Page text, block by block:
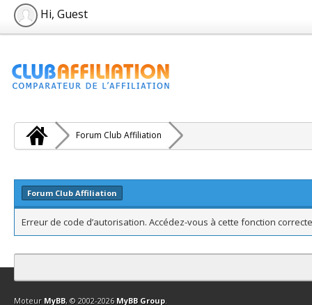
Hi, Guest
Forum Club Affiliation
Forum Club Affiliation
Erreur de code d’autorisation. Accédez-vous à cette fonction
Contact Club Affiliation Retourner en haut Version bas-débit
Moteur MyBB, © 2002-2026 MyBB Group.